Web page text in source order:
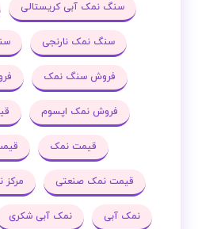
سنگ نمک آبی کریستالی
سنگ نمک نارنجی
فروش سنگ نمک
فروش نمک اپسوم
قیمت نمک
قیمت نمک صنعتی
نمک آبی نمک آبی شکری